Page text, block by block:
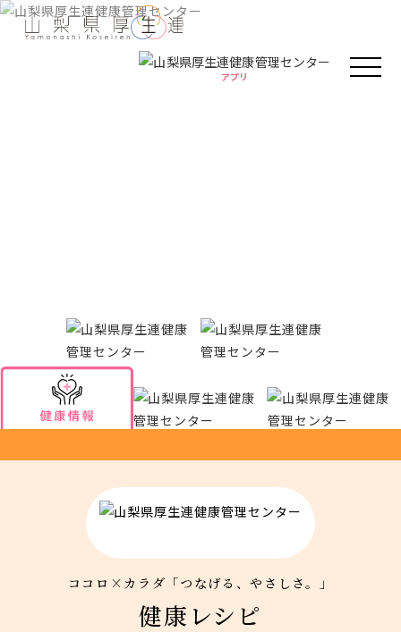
アプリ
アプリ
イベント
健康情報
新型コロナウイルス対策
ココロ×カラダ「つなげる、やさしさ。」
健康レシピ